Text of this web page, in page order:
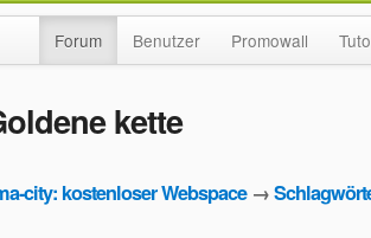
Forum Benutzer Promowall
kette
city: kostenloser Webspace→